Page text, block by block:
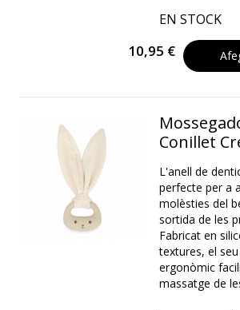
EN STOCK
10,95 €
Conillet
L'anell de
perfecte per a
molèsties del
sortida de les
Fabricat en
textures, el
ergonòmic
massatge de